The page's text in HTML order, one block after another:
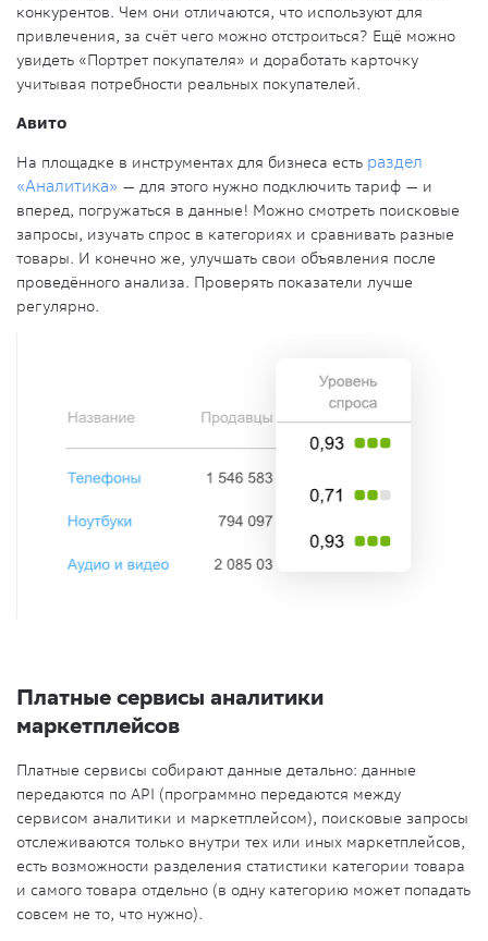
конкурентов. Чем они отличаются, что используют для
привлечения, за счёт чего можно отстроиться? Ещё можно
увидеть «Портрет покупателя» и доработать карточку
учитывая потребности реальных покупателей.
Авито
На площадке в инструментах для бизнеса есть раздел
«Аналитика» — для этого нужно подключить тариф — и
вперед, погружаться в данные! Можно смотреть поисковые
запросы, изучать спрос в категориях и сравнивать разные
товары. И конечно же, улучшать свои объявления после
проведённого анализа. Проверять показатели лучше
регулярно.
Платные сервисы аналитики
маркетплейсов
Платные сервисы собирают данные детально: данные
передаются по API (программно передаются между
сервисом аналитики и маркетплейсом), поисковые запросы
отслеживаются только внутри тех или иных маркетплейсов,
есть возможности разделения статистики категории товара
и самого товара отдельно (в одну категорию может попадать
совсем не то, что нужно).